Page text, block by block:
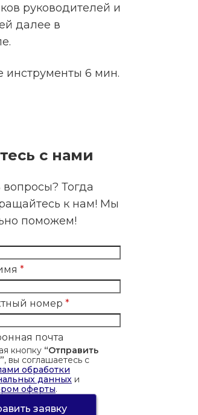
руководителей и
далее в
инструменты 6 мин.
с нами
Тогда
к нам! Мы
поможем!
*
номер *
почта
кнопку “Отправить
, вы соглашаетесь с
обработки
данных и
оферты.
заявку